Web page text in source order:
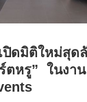
ปิดมิติใหม่สุด
ตหรู” ในงา